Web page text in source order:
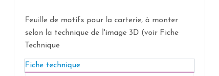
Feuille de motifs pour la carterie, à monter
selon la technique de l'image 3D (voir Fiche
Technique
Fiche technique